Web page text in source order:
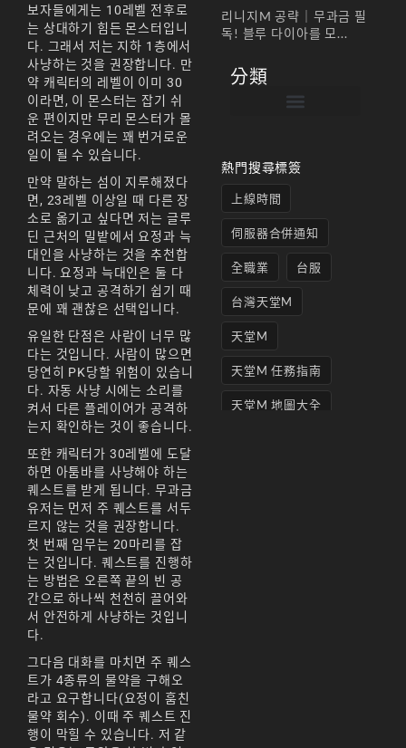
보자들에게는 10레벨 전후로
는 상대하기 힘든 몬스터입니
다. 그래서 저는 지하 1층에서
사냥하는 것을 권장합니다. 만
약 캐릭터의 레벨이 이미 30
이라면, 이 몬스터는 잡기 쉬
운 편이지만 무리 몬스터가 몰
려오는 경우에는 꽤 번거로운
일이 될 수 있습니다.
만약 말하는 섬이 지루해졌다
면, 23레벨 이상일 때 다른 장
소로 옮기고 싶다면 저는 글루
딘 근처의 밀밭에서 요정과 늑
대인을 사냥하는 것을 추천합
니다. 요정과 늑대인은 둘 다
체력이 낮고 공격하기 쉽기 때
문에 꽤 괜찮은 선택입니다.
유일한 단점은 사람이 너무 많
다는 것입니다. 사람이 많으면
당연히 PK당할 위험이 있습니
다. 자동 사냥 시에는 소리를
켜서 다른 플레이어가 공격하
는지 확인하는 것이 좋습니다.
또한 캐릭터가 30레벨에 도달
하면 아툼바를 사냥해야 하는
퀘스트를 받게 됩니다. 무과금
유저는 먼저 주 퀘스트를 서두
르지 않는 것을 권장합니다.
첫 번째 임무는 20마리를 잡
는 것입니다. 퀘스트를 진행하
는 방법은 오른쪽 끝의 빈 공
간으로 하나씩 천천히 끌어와
서 안전하게 사냥하는 것입니
다.
그다음 대화를 마치면 주 퀘스
트가 4종류의 물약을 구해오
라고 요구합니다(요정이 훔친
물약 회수). 이때 주 퀘스트 진
행이 막힐 수 있습니다. 저 같
리니지M 공략｜무과금 필
독! 블루 다이아를 모...
分類
熱門搜尋標簽
上線時間
伺服器合併通知
全職業 台服
台灣天堂M
天堂M
天堂M 任務指南
天堂M 地圖大全